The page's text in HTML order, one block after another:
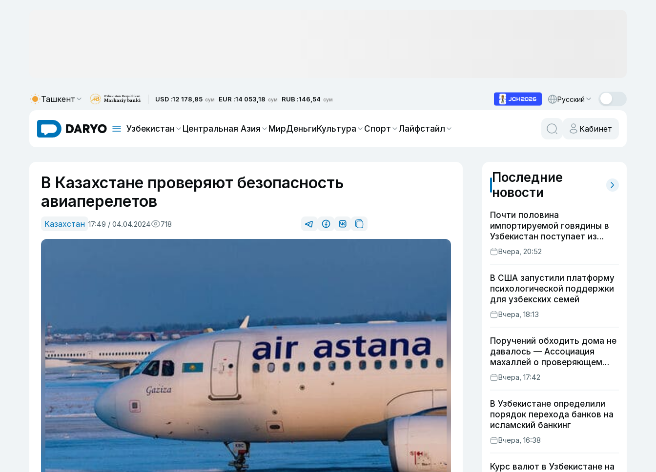
Ташкент USD :12 178,85 сум EUR :14 053,18 сум RUB :146,54 сум Русский
Узбекистан Центральная Азия МирДеньгиКультура Спорт Лайфстайл Кабинет
В Казахстане проверяют безопасность
авиаперелетов
Казахстан 17:49 / 04.04.2024 718
Последние
новости
Почти половина
импортируемой говядины в
Узбекистан поступает из
Индии
Вчера, 20:52
В США запустили платформу
психологической поддержки
для узбекских семей
Вчера, 18:13
Поручений обходить дома не
давалось — Ассоциация
махаллей о проверяющем
хокиме
Вчера, 17:42
В Узбекистане определили
порядок перехода банков на
исламский банкинг
Вчера, 16:38
Курс валют в Узбекистане на